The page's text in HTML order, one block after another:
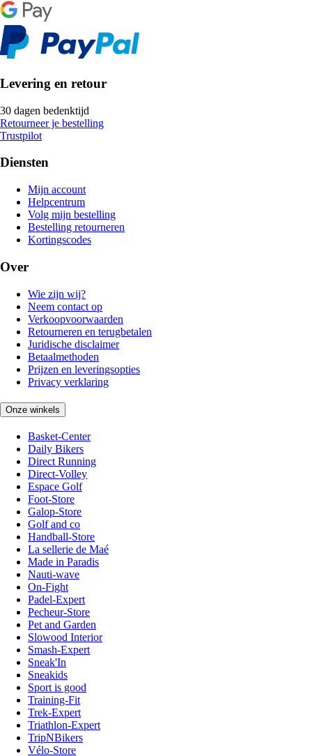
Levering en retour
30 dagen bedenktijd
Retourneer je bestelling
Trustpilot
Diensten
Mijn account
Helpcentrum
Volg mijn bestelling
Bestelling retourneren
Kortingscodes
Over
Wie zijn wij?
Neem contact op
Verkoopvoorwaarden
Retourneren en terugbetalen
Juridische disclaimer
Betaalmethoden
Prijzen en leveringsopties
Privacy verklaring
Onze winkels
Basket-Center
Daily Bikers
Direct Running
Direct-Volley
Espace Golf
Foot-Store
Galop-Store
Golf and co
Handball-Store
La sellerie de Maé
Made in Paradis
Nauti-wave
On-Fight
Padel-Expert
Pecheur-Store
Pet and Garden
Slowood Interior
Smash-Expert
Sneak'In
Sneakids
Sport is good
Training-Fit
Trek-Expert
Triathlon-Expert
TripNBikers
Vélo-Store